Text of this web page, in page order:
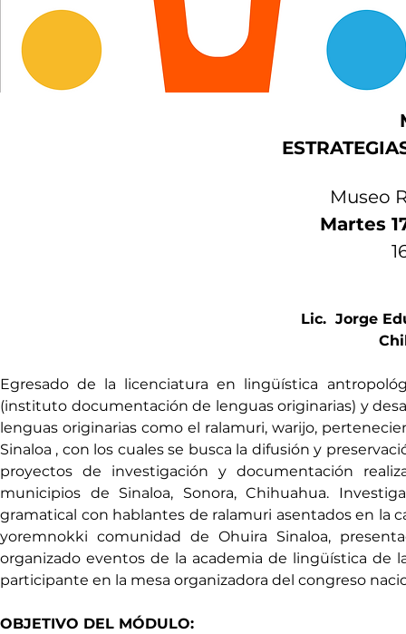
Museo
Martes
Lic.  Jorge
Egresado de la licenciatura en lingüística
(instituto documentación de lenguas originarias) y
lenguas originarias como el ralamuri, warijo,
Sinaloa , con los cuales se busca la difusión y
proyectos de investigación y documentación
municipios de Sinaloa, Sonora, Chihuahua.
gramatical con hablantes de ralamuri asentados en la
yoremnokki comunidad de Ohuira Sinaloa,
organizado eventos de la academia de lingüística de
participante en la mesa organizadora del congreso
OBJETIVO DEL MÓDULO: